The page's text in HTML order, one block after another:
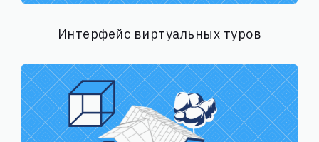
Интерфейс виртуальных туров